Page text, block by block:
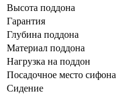
Высота поддона
Гарантия
Глубина поддона
Материал поддона
Нагрузка на поддон
Посадочное место сифона
Сидение